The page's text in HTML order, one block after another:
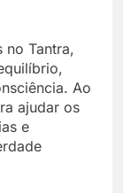
no Tantra,
Ao
ajudar os
e